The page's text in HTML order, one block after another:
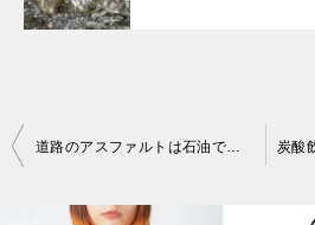
投
道路のアスファルトは石油でできている。2億年前のプランクトンが変化